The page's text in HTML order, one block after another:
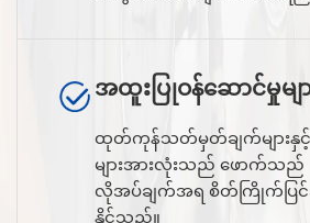
ပါသည်။
အထူးပြုဝန်ဆောင်မှုမျ
ထုတ်ကုန်သတ်မှတ်ချက်များနှ
များအားလုံးသည် ဖောက်သည်
လိုအပ်ချက်အရ စိတ်ကြိုက်ပြ
နိုင်သည်။